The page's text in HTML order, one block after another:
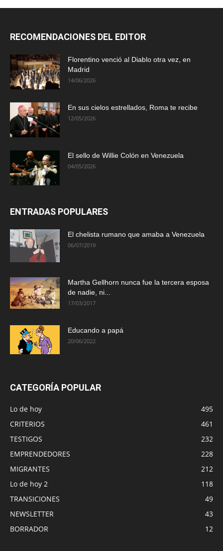
RECOMENDACIONES DEL EDITOR
Florentino venció al Diablo otra vez, en
Madrid
14/06/2026
En sus cielos estrellados, Roma te recibe
12/05/2026
El sello de Willie Colón en Venezuela
04/05/2026
ENTRADAS POPULARES
El chelista rumano que amaba a Venezuela
06/07/2019
Martha Gellhorn nunca fue la tercera esposa
de nadie, ni...
17/03/2017
Educando a papá
20/06/2022
CATEGORÍA POPULAR
Lo de hoy
495
CRITERIOS
461
TESTIGOS
232
EMPRENDEDORES
228
MIGRANTES
212
Lo de hoy 2
118
TRANSICIONES
49
NEWSLETTER
43
BORRADOR
12